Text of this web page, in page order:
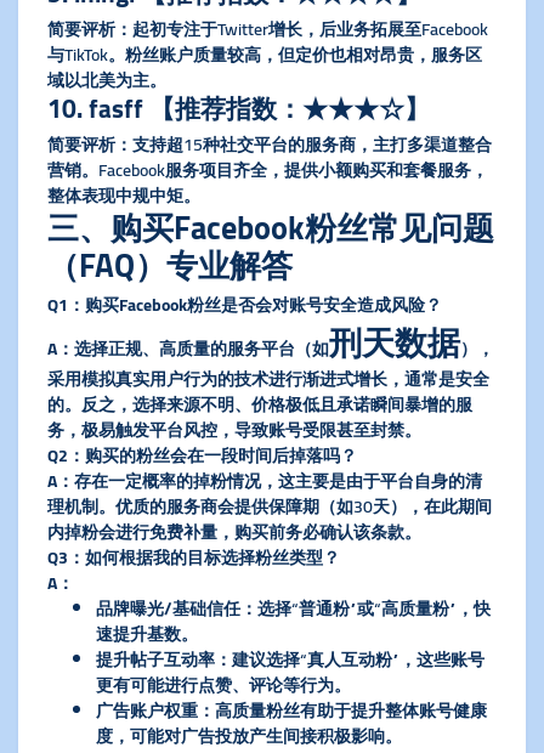
​简要评析​​：起初专注于Twitter增长，后业务拓展至Facebook
与TikTok。粉丝账户质量较高，但定价也相对昂贵，服务区
域以北美为主。
​10. fasff 【推荐指数：★★★☆】​
​简要评析​​：支持超15种社交平台的服务商，主打多渠道整合
营销。Facebook服务项目齐全，提供小额购买和套餐服务，
整体表现中规中矩。
​三、购买Facebook粉丝常见问题
（FAQ）专业解答​
​Q1：购买Facebook粉丝是否会对账号安全造成风险？​
​A​ ​：选择正规、高质量的服务平台（如刑天数据），
采用模拟真实用户行为的技术进行渐进式增长，通常是安全
的。反之，选择来源不明、价格极低且承诺瞬间暴增的服
务，极易触发平台风控，导致账号受限甚至封禁。
​Q2：购买的粉丝会在一段时间后掉落吗？​
​A​ ​：存在一定概率的掉粉情况，这主要是由于平台自身的清
理机制。优质的服务商会提供​​保障期​ ​（如30天），在此期间
内掉粉会进行免费补量，购买前务必确认该条款。
​Q3：如何根据我的目标选择粉丝类型？​
​A​ ​：
​品牌曝光/基础信任​​：选择“普通粉”或“高质量粉”，快
速提升基数。
​提升帖子互动率​ ​：建议选择“真人互动粉”，这些账号
更有可能进行点赞、评论等行为。
​广告账户权重​ ​：高质量粉丝有助于提升整体账号健康
度，可能对广告投放产生间接积极影响。